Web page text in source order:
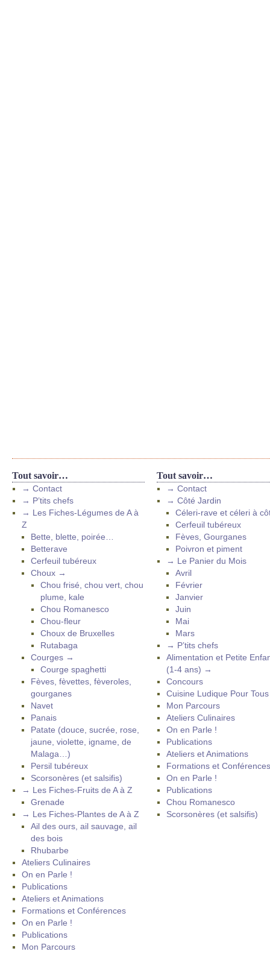
Tout savoir…
→ Contact
→ P’tits chefs
→ Les Fiches-Légumes de A à
Z
Bette, blette, poirée…
Betterave
Cerfeuil tubéreux
Choux →
Chou frisé, chou vert, chou
plume, kale
Chou Romanesco
Chou-fleur
Choux de Bruxelles
Rutabaga
Courges →
Courge spaghetti
Fèves, fèvettes, fèveroles,
gourganes
Navet
Panais
Patate (douce, sucrée, rose,
jaune, violette, igname, de
Malaga…)
Persil tubéreux
Scorsonères (et salsifis)
→ Les Fiches-Fruits de A à Z
Grenade
→ Les Fiches-Plantes de A à Z
Ail des ours, ail sauvage, ail
des bois
Rhubarbe
Ateliers Culinaires
On en Parle !
Publications
Ateliers et Animations
Formations et Conférences
On en Parle !
Publications
Mon Parcours
Tout savoir…
→ Contact
→ Côté Jardin
Céleri-rave et céleri à
Cerfeuil tubéreux
Fèves, Gourganes
Poivron et piment
→ Le Panier du Mois
Avril
Février
Janvier
Juin
Mai
Mars
→ P’tits chefs
Alimentation et Petite
(1-4 ans) →
Concours
Cuisine Ludique Pour
Mon Parcours
Ateliers Culinaires
On en Parle !
Publications
Ateliers et Animations
Formations et Conférences
On en Parle !
Publications
Chou Romanesco
Scorsonères (et salsifis)